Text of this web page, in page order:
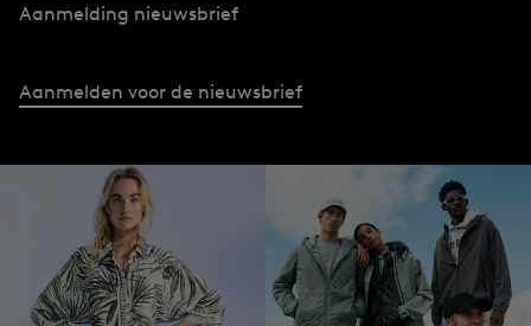
Aanmelding nieuwsbrief
Aanmelden voor de nieuwsbrief